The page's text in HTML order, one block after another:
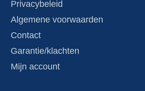
Privacybeleid
Algemene voorwaarden
Contact
Garantie/klachten
Mijn account